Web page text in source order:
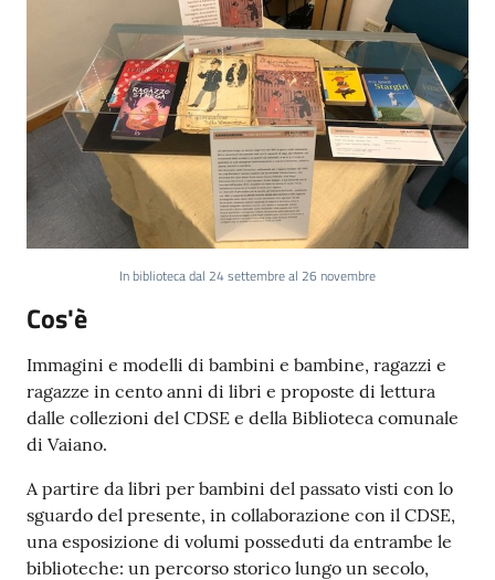
In biblioteca dal 24 settembre al 26 novembre
Cos'è
Immagini e modelli di bambini e bambine, ragazzi e
ragazze in cento anni di libri e proposte di lettura
dalle collezioni del CDSE e della Biblioteca comunale
di Vaiano.
A partire da libri per bambini del passato visti con lo
sguardo del presente, in collaborazione con il CDSE,
una esposizione di volumi posseduti da entrambe le
biblioteche: un percorso storico lungo un secolo,